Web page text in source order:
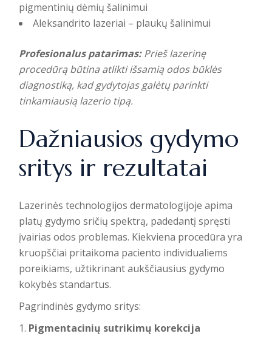
pigmentinių dėmių šalinimui
Aleksandrito lazeriai – plaukų šalinimui
Profesionalus patarimas: Prieš lazerinę
procedūrą būtina atlikti išsamią odos būklės
diagnostiką, kad gydytojas galėtų parinkti
tinkamiausią lazerio tipą.
Dažniausios gydymo
sritys ir rezultatai
Lazerinės technologijos dermatologijoje apima
platų gydymo sričių spektrą, padedantį spręsti
įvairias odos problemas. Kiekviena procedūra yra
kruopščiai pritaikoma paciento individualiems
poreikiams, užtikrinant aukščiausius gydymo
kokybės standartus.
Pagrindinės gydymo sritys:
Pigmentacinių sutrikimų korekcija